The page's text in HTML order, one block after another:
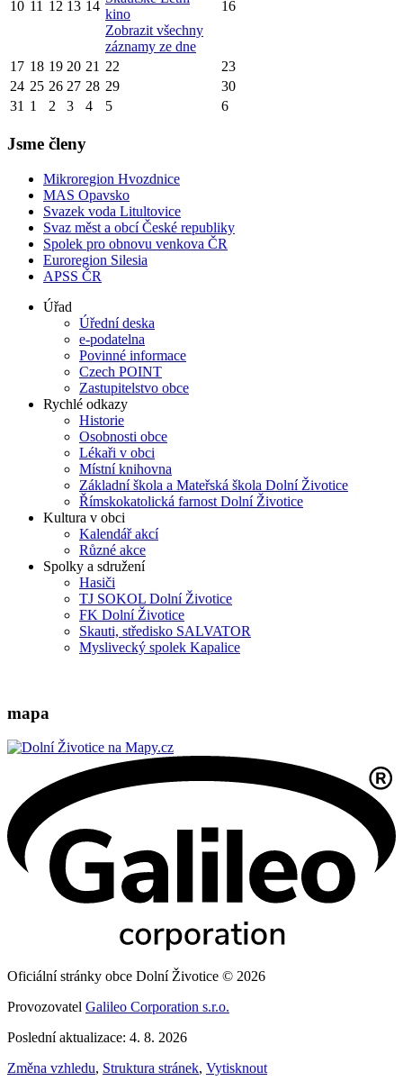
10 11 12 13 14
kino
Zobrazit všechny
záznamy ze dne
16
17 18 19 20 21 22
23
24 25 26 27 28 29
30
31 1 2 3 4 5 6
Jsme členy
Mikroregion Hvozdnice
MAS Opavsko
Svazek voda Litultovice
Svaz měst a obcí České republiky
Spolek pro obnovu venkova ČR
Euroregion Silesia
APSS ČR
Úřad
Úřední deska
e-podatelna
Povinné informace
Czech POINT
Zastupitelstvo obce
Rychlé odkazy
Historie
Osobnosti obce
Lékaři v obci
Místní knihovna
Základní škola a Mateřská škola Dolní Životice
Římskokatolická farnost Dolní Životice
Kultura v obci
Kalendář akcí
Různé akce
Spolky a sdružení
Hasiči
TJ SOKOL Dolní Životice
FK Dolní Životice
Skauti, středisko SALVATOR
Myslivecký spolek Kapalice
mapa
Oficiální stránky obce Dolní Životice © 2026
Provozovatel Galileo Corporation s.r.o.
Poslední aktualizace: 4. 8. 2026
Změna vzhledu, Struktura stránek, Vytisknout